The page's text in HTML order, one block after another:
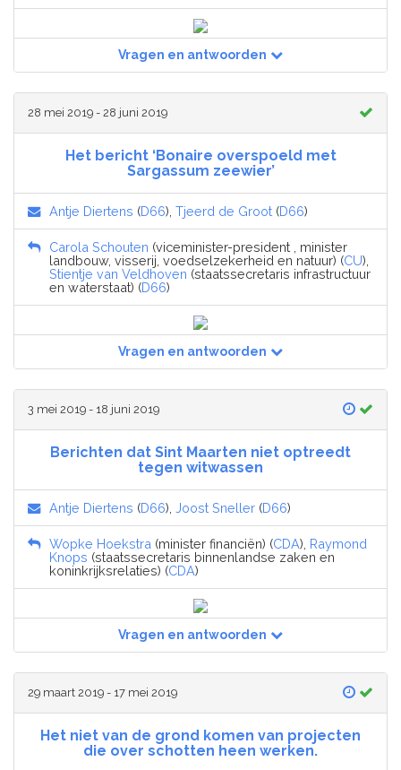
Vragen en antwoorden
28 mei 2019 - 28 juni 2019
Het bericht ‘Bonaire overspoeld met
Sargassum zeewier’
Antje Diertens (D66), Tjeerd de Groot (D66)
Carola Schouten (viceminister-president , minister
landbouw, visserij, voedselzekerheid en natuur) (CU),
Stientje van Veldhoven (staatssecretaris infrastructuur
en waterstaat) (D66)
Vragen en antwoorden
3 mei 2019 - 18 juni 2019
Berichten dat Sint Maarten niet optreedt
tegen witwassen
Antje Diertens (D66), Joost Sneller (D66)
Wopke Hoekstra (minister financiën) (CDA), Raymond
Knops (staatssecretaris binnenlandse zaken en
koninkrijksrelaties) (CDA)
Vragen en antwoorden
29 maart 2019 - 17 mei 2019
Het niet van de grond komen van projecten
die over schotten heen werken.